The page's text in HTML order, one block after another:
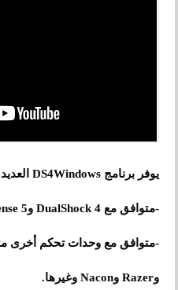
يوفر برنامج DS4Windows العديد من المزايا:
-متوافق مع DualShock 4 وDualSense 5 وDualSense Edge.
وRazer وNacon وغيرها.